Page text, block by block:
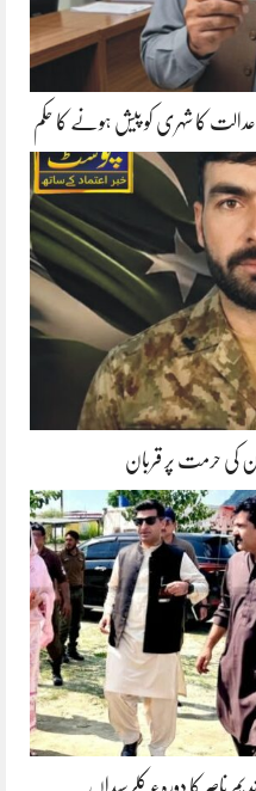
کا شہری کو پیش ہونے کا حکم
کی حرمت پر قربان
ناصر کا دورہء کلرسیداں